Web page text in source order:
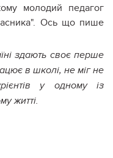
молодий педагог
Ось що пише
здають своє перше
в школі, не міг не
у одному із
житті.